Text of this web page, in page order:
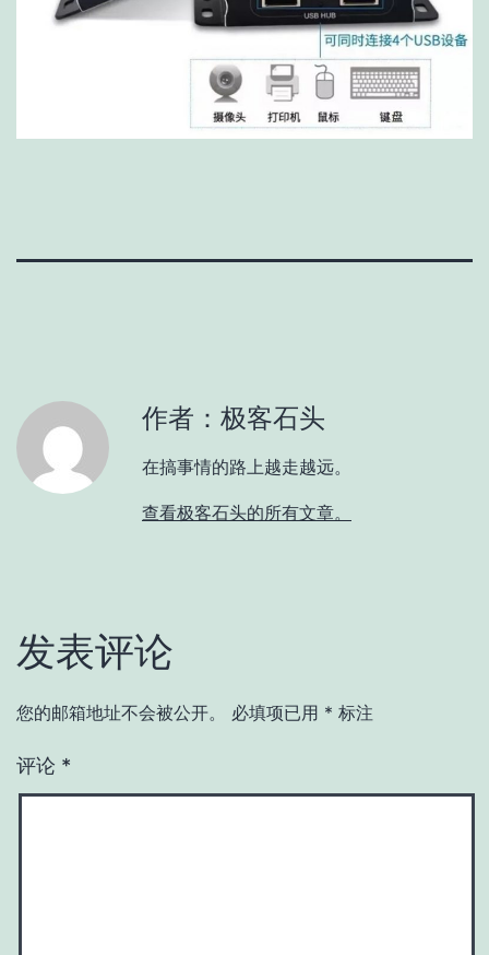
作者：极客石头
在搞事情的路上越走越远。
查看极客石头的所有文章。
发表评论
您的邮箱地址不会被公开。 必填项已用 * 标注
评论 *